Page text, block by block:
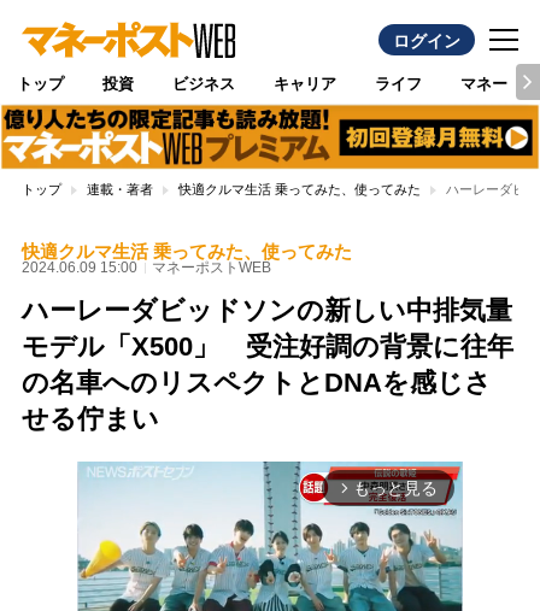
ログイン
トップ 投資 ビジネス キャリア ライフ マネー
トップ 連載・著者 快適クルマ生活 乗ってみた、使ってみた ハーレーダビ
快適クルマ生活 乗ってみた、使ってみた
2024.06.09 15:00 マネーポストWEB
ハーレーダビッドソンの新しい中排気量
モデル「X500」 受注好調の背景に往年
の名車へのリスペクトとDNAを感じさ
せる佇まい
arrow_forward_ios もっと見る